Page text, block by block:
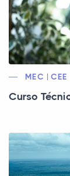
MEC | CEE
Curso